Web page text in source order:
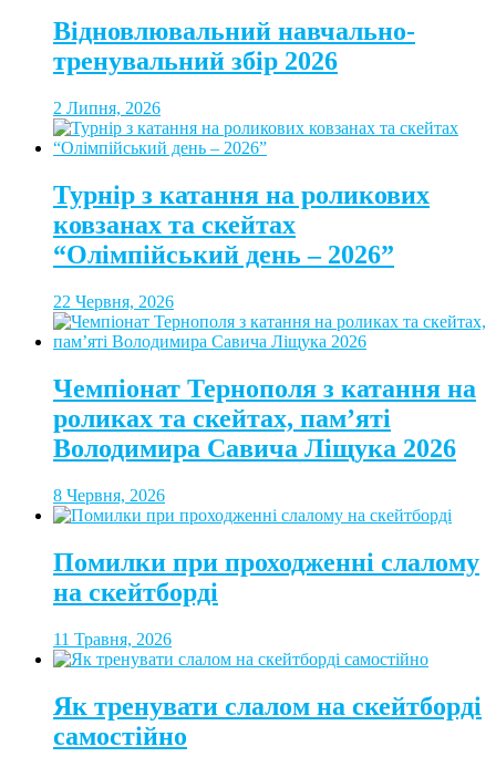
Відновлювальний навчально-
тренувальний збір 2026
2 Липня, 2026
Турнір з катання на роликових
ковзанах та скейтах
“Олімпійський день – 2026”
22 Червня, 2026
Чемпіонат Тернополя з катання на
роликах та скейтах, пам’яті
Володимира Савича Ліщука 2026
8 Червня, 2026
Помилки при проходженні слалому
на скейтборді
11 Травня, 2026
Як тренувати слалом на скейтборді
самостійно